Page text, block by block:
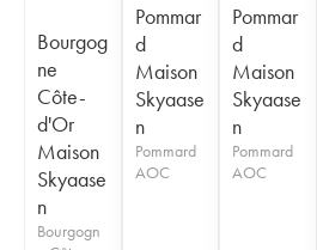
Bourgog
ne
Côte-
d'Or
Maison
Skyaase
n
Bourgogn
Pommar
d
Maison
Skyaase
n
Pommard
AOC
Pommar
d
Maison
Skyaase
n
Pommard
AOC